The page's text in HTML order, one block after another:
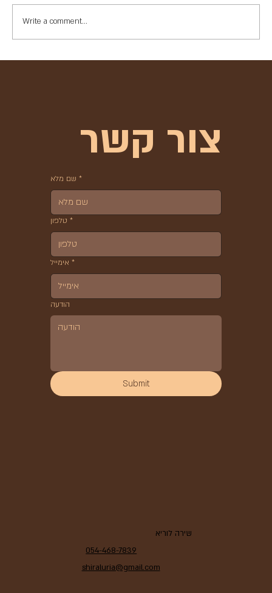
Write a comment...
צור קשר
שם מלא *
טלפון *
אימייל *
הודעה
Submit
שירה לוריא
054-468-7839
shiraluria@gmail.com